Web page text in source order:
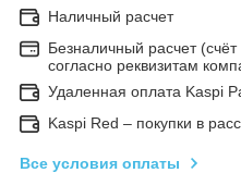
Наличный расчет
Безналичный расчет
согласно реквизитам
Удаленная оплата Kaspi
Kaspi Red – покупки в
Все условия оплаты